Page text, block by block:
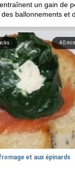
un gain de
ballonnements et
40 min
et aux épinards